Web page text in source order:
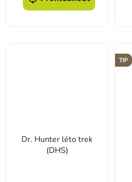
Dr. Hunter léto trek
(DHS)
TIP